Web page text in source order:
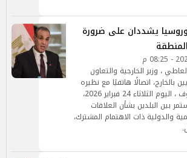
وروسيا يشددان على ضرورة
، وزير الخارجية والتعاون
بالخارج، اتصالًا هاتفيًا مع نظيره
الروسي سيرجي لافروف ، اليوم الثلاثاء 24 فبراير 2026،
بين البلدين بشأن العلاقات
والدولية ذات الاهتمام المشترك،